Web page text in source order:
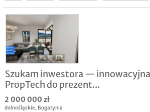
Szukam inwestora —
PropTech do prezent...
2 000 000 zł
dolnośląskie, Bogatynia